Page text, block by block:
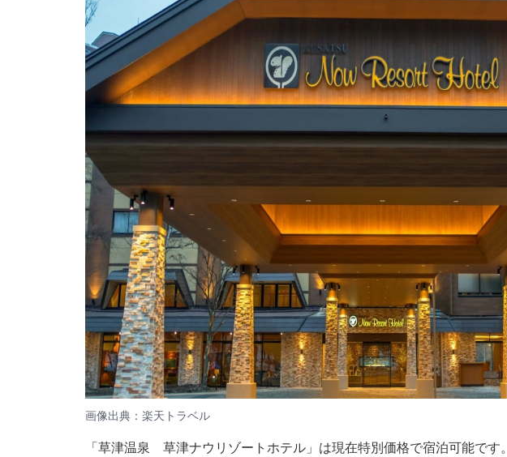
画像出典：楽天トラベル
「草津温泉 草津ナウリゾートホテル」は現在特別価格で宿泊可能です。